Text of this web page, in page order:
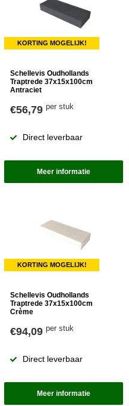
KORTING MOGELIJK!
Schellevis Oudhollands
Traptrede 37x15x100cm
Antraciet
€56,79per stuk
Direct leverbaar
Meer informatie
KORTING MOGELIJK!
Schellevis Oudhollands
Traptrede 37x15x100cm
Crème
€94,09per stuk
Direct leverbaar
Meer informatie